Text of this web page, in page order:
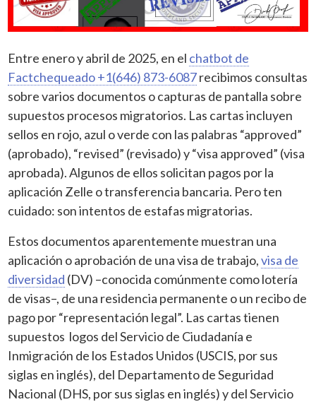
Entre enero y abril de 2025, en el chatbot de
Factchequeado +1(646) 873-6087recibimos consultas
sobre varios documentos o capturas de pantalla sobre
supuestos procesos migratorios. Las cartas incluyen
sellos en rojo, azul o verde con las palabras “approved”
(aprobado), “revised” (revisado) y “visa approved” (visa
aprobada). Algunos de ellos solicitan pagos por la
aplicación Zelle o transferencia bancaria. Pero ten
cuidado: son intentos de estafas migratorias.
Estos documentos aparentemente muestran una
aplicación o aprobación de una visa de trabajo,visa de
diversidad (DV) –conocida comúnmente como lotería
de visas–, de una residencia permanente o un recibo de
pago por “representación legal”. Las cartas tienen
supuestos logos del Servicio de Ciudadanía e
Inmigración de los Estados Unidos (USCIS, por sus
siglas en inglés), del Departamento de Seguridad
Nacional (DHS, por sus siglas en inglés) y del Servicio